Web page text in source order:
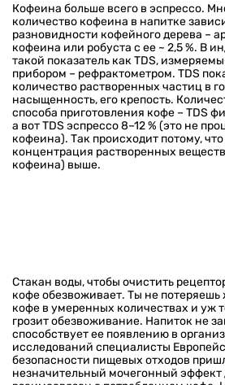
Кофеина больше всего в эспрессо.
количество кофеина в напитке
разновидности кофейного дерева –
кофеина или робуста с ее ~ 2,5 %. В
такой показатель как TDS,
прибором – рефрактометром. TDS
количество растворенных частиц в
насыщенность, его крепость.
способа приготовления кофе – TDS
а вот TDS эспрессо 8–12 % (это не
кофеина). Так происходит потому,
концентрация растворенных
кофеина) выше.
Стакан воды, чтобы очистить
кофе обезвоживает. Ты не потеряешь
кофе в умеренных количествах и уж
грозит обезвоживание. Напиток не
способствует ее появлению в
исследований специалисты
безопасности пищевых отходов
незначительный мочегонный эффект